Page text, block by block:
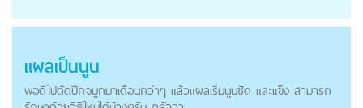
แผลเป็นนูน
พอดีไปตัดปีกจมูกมาเดือนกว่าๆ แล้วแผลเริ่มนูนชัด และแข็ง สามารถ